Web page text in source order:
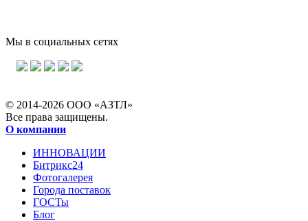
Мы в социальных сетях
© 2014-2026 ООО «АЗТЛ»
Все права защищены.
О компании
ИННОВАЦИИ
Битрикс24
Фотогалерея
Города поставок
ГОСТы
Блог